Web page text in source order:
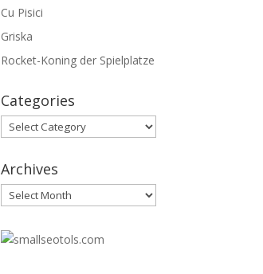
Cu Pisici
Griska
Rocket-Koning der Spielplatze
Categories
Categories
Archives
Archives